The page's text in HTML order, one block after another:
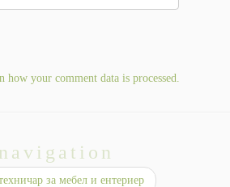
how your comment data is processed.
за мебел и ентериер